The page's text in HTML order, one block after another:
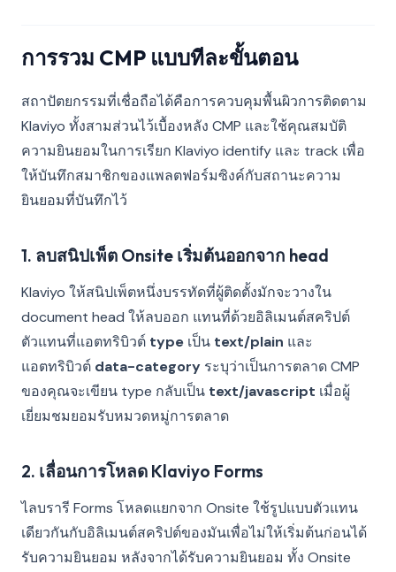
การรวม CMP แบบทีละขั้นตอน
สถาปัตยกรรมที่เชื่อถือได้คือการควบคุมพื้นผิวการติดตาม
Klaviyo ทั้งสามส่วนไว้เบื้องหลัง CMP และใช้คุณสมบัติ
ความยินยอมในการเรียก Klaviyo identify และ track เพื่อ
ให้บันทึกสมาชิกของแพลตฟอร์มซิงค์กับสถานะความ
ยินยอมที่บันทึกไว้
1. ลบสนิปเพ็ต Onsite เริ่มต้นออกจาก head
Klaviyo ให้สนิปเพ็ตหนึ่งบรรทัดที่ผู้ติดตั้งมักจะวางใน
document head ให้ลบออก แทนที่ด้วยอิลิเมนต์สคริปต์
ตัวแทนที่แอตทริบิวต์ type เป็น text/plain และ
แอตทริบิวต์ data-category ระบุว่าเป็นการตลาด CMP
ของคุณจะเขียน type กลับเป็น text/javascript เมื่อผู้
เยี่ยมชมยอมรับหมวดหมู่การตลาด
2. เลื่อนการโหลด Klaviyo Forms
ไลบรารี Forms โหลดแยกจาก Onsite ใช้รูปแบบตัวแทน
เดียวกันกับอิลิเมนต์สคริปต์ของมันเพื่อไม่ให้เริ่มต้นก่อนได้
รับความยินยอม หลังจากได้รับความยินยอม ทั้ง Onsite